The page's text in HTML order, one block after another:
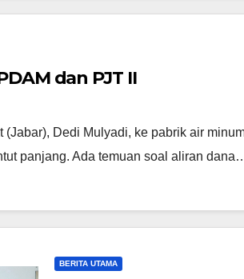
dan PJT II
Dedi Mulyadi, ke pabrik air
panjang. Ada temuan soal aliran
BERITA UTAMA